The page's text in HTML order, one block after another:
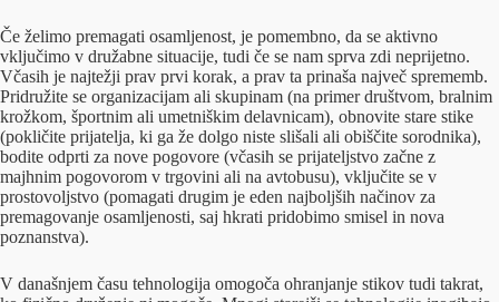
Če želimo premagati osamljenost, je pomembno, da se aktivno
vključimo v družabne situacije, tudi če se nam sprva zdi neprijetno.
Včasih je najtežji prav prvi korak, a prav ta prinaša največ sprememb.
Pridružite se organizacijam ali skupinam (na primer društvom, bralnim
krožkom, športnim ali umetniškim delavnicam), obnovite stare stike
(pokličite prijatelja, ki ga že dolgo niste slišali ali obiščite sorodnika),
bodite odprti za nove pogovore (včasih se prijateljstvo začne z
majhnim pogovorom v trgovini ali na avtobusu), vključite se v
prostovoljstvo (pomagati drugim je eden najboljših načinov za
premagovanje osamljenosti, saj hkrati pridobimo smisel in nova
poznanstva).
V današnjem času tehnologija omogoča ohranjanje stikov tudi takrat,